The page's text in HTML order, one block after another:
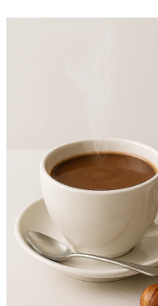
hvězdiček.